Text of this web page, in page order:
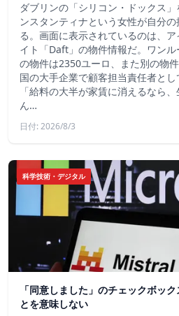
ダブリンの「シリコン・ドックス
ンスタンティナという女性が自分
る。画面に表示されているのは、
イト「Daft」の物件情報だ。ワン
の物件は2350ユーロ、また別の物
国の大手企業で顧客担当責任者と
「給料の大半が家賃に消えるなら
ん…
日付: 2026/8/3
科学技術・デジタル
「同意しました」のチェックボッ
とを意味しない